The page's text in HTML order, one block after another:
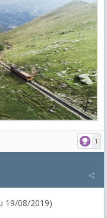
1
19/08/2019)